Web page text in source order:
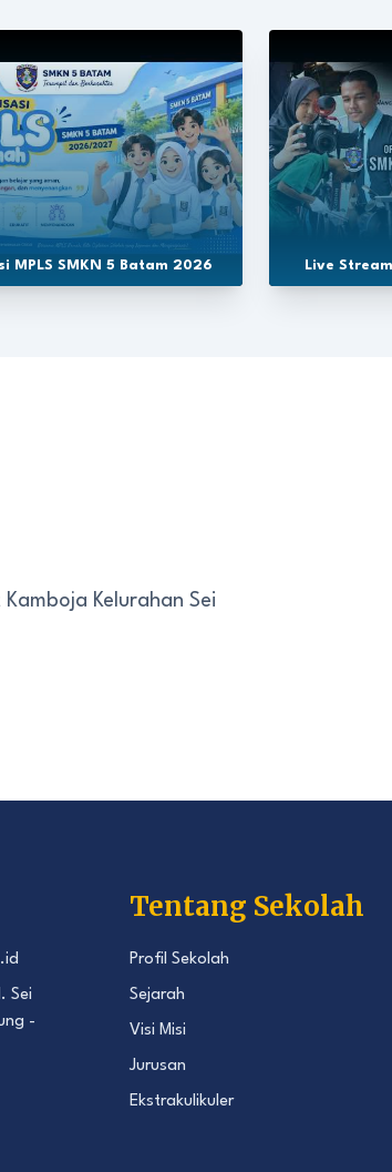
MPLS SMKN 5 Batam 2026 Live
Kelurahan Sei
Sei
-
Tentang Sekolah
Profil Sekolah
Sejarah
Visi Misi
Jurusan
Ekstrakulikuler